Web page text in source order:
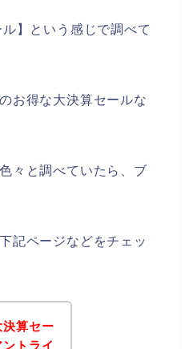
】という感じで調べて
お得な大決算セールな
々と調べていたら、ブ
記ページなどをチェッ
算セー
トライ